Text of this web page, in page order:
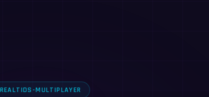
REALTIDS-MULTIPLAYER